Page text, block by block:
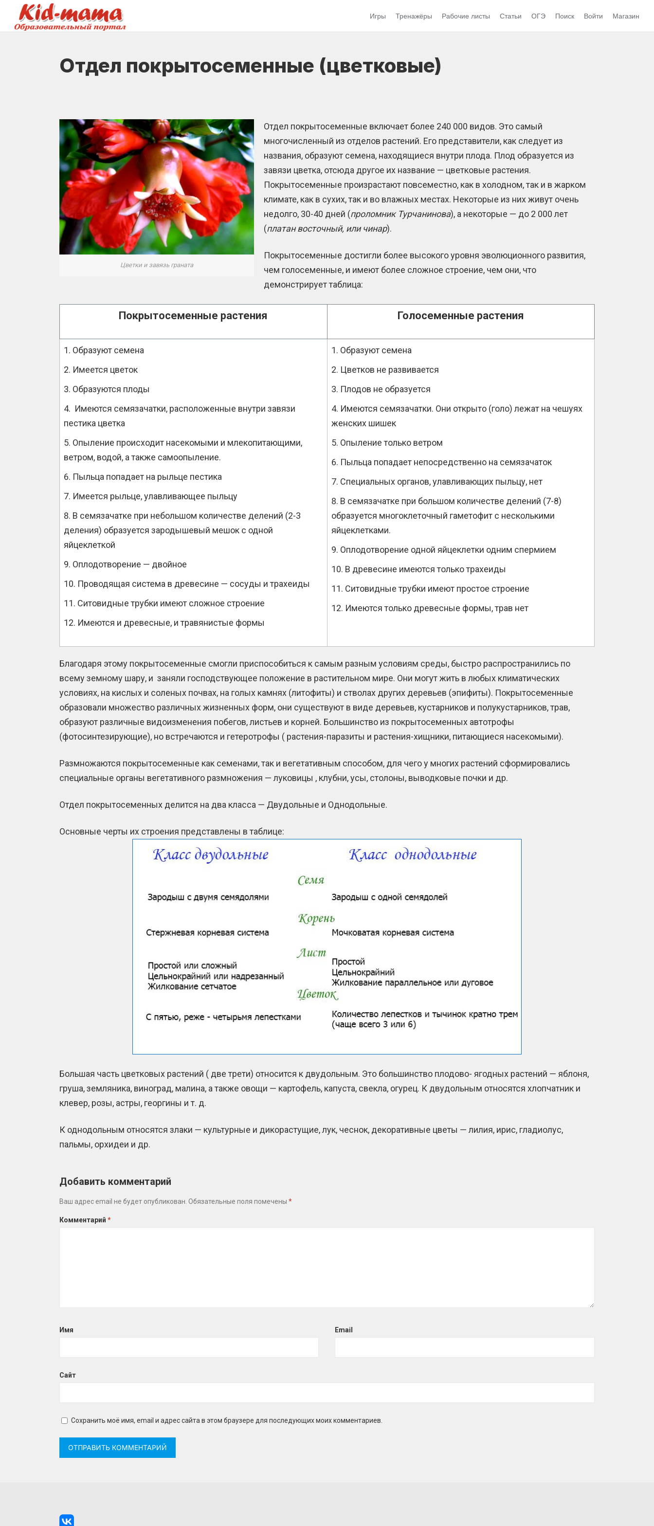
Игры Тренажёры Рабочие листы Статьи ОГЭ Поиск Войти Магазин
Отдел покрытосеменные (цветковые)
Цветки и завязь граната
Отдел покрытосеменные включает более 240 000 видов. Это самый
многочисленный из отделов растений. Его представители, как следует из
названия, образуют семена, находящиеся внутри плода. Плод образуется из
завязи цветка, отсюда другое их название — цветковые растения.
Покрытосеменные произрастают повсеместно, как в холодном, так и в жарком
климате, как в сухих, так и во влажных местах. Некоторые из них живут очень
недолго, 30-40 дней (проломник Турчанинова), а некоторые — до 2 000 лет
(платан восточный, или чинар).
Покрытосеменные достигли более высокого уровня эволюционного развития,
чем голосеменные, и имеют более сложное строение, чем они, что
демонстрирует таблица:
Покрытосеменные растения Голосеменные растения
Образуют семена
Имеется цветок
Образуются плоды
Имеются семязачатки, расположенные внутри завязи
пестика цветка
Опыление происходит насекомыми и млекопитающими,
ветром, водой, а также самоопыление.
Пыльца попадает на рыльце пестика
Имеется рыльце, улавливающее пыльцу
В семязачатке при небольшом количестве делений (2-3
деления) образуется зародышевый мешок с одной
яйцеклеткой
Оплодотворение — двойное
Проводящая система в древесине — сосуды и трахеиды
Ситовидные трубки имеют сложное строение
Имеются и древесные, и травянистые формы
Образуют семена
Цветков не развивается
Плодов не образуется
Имеются семязачатки. Они открыто (голо) лежат на чешуях
женских шишек
Опыление только ветром
Пыльца попадает непосредственно на семязачаток
Специальных органов, улавливающих пыльцу, нет
В семязачатке при большом количестве делений (7-8)
образуется многоклеточный гаметофит с несколькими
яйцеклетками.
Оплодотворение одной яйцеклетки одним спермием
В древесине имеются только трахеиды
Ситовидные трубки имеют простое строение
Имеются только древесные формы, трав нет
Благодаря этому покрытосеменные смогли приспособиться к самым разным условиям среды, быстро распространились по
всему земному шару, и заняли господствующее положение в растительном мире. Они могут жить в любых климатических
условиях, на кислых и соленых почвах, на голых камнях (литофиты) и стволах других деревьев (эпифиты). Покрытосеменные
образовали множество различных жизненных форм, они существуют в виде деревьев, кустарников и полукустарников, трав,
образуют различные видоизменения побегов, листьев и корней. Большинство из покрытосеменных автотрофы
(фотосинтезирующие), но встречаются и гетеротрофы ( растения-паразиты и растения-хищники, питающиеся насекомыми).
Размножаются покрытосеменные как семенами, так и вегетативным способом, для чего у многих растений сформировались
специальные органы вегетативного размножения — луковицы , клубни, усы, столоны, выводковые почки и др.
Отдел покрытосеменных делится на два класса — Двудольные и Однодольные.
Основные черты их строения представлены в таблице:
Большая часть цветковых растений ( две трети) относится к двудольным. Это большинство плодово- ягодных растений — яблоня,
груша, земляника, виноград, малина, а также овощи — картофель, капуста, свекла, огурец. К двудольным относятся хлопчатник и
клевер, розы, астры, георгины и т. д.
К однодольным относятся злаки — культурные и дикорастущие, лук, чеснок, декоративные цветы — лилия, ирис, гладиолус,
пальмы, орхидеи и др.
Добавить комментарий
Ваш адрес email не будет опубликован. Обязательные поля помечены *
Комментарий *
Имя Email
Сайт
Сохранить моё имя, email и адрес сайта в этом браузере для последующих моих комментариев.